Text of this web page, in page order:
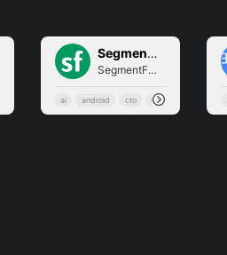
SegmentFault 思否
SegmentFault 思否是中国领先的开发者技术社区。我们以技术问答、技术专栏、技术课程、技术资讯为核心的产品形态，为开发者提供纯粹、高质的技术交流平台。
ai android cto ios